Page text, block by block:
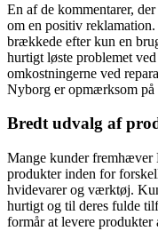
En af de kommentarer,
om en positiv
brækkede efter kun en
hurtigt løste problemet
omkostningerne ved
Nyborg er opmærksom på
Bredt udvalg af
Mange kunder fremhæver
produkter inden for
hvidevarer og værktøj.
hurtigt og til deres fulde
formår at levere